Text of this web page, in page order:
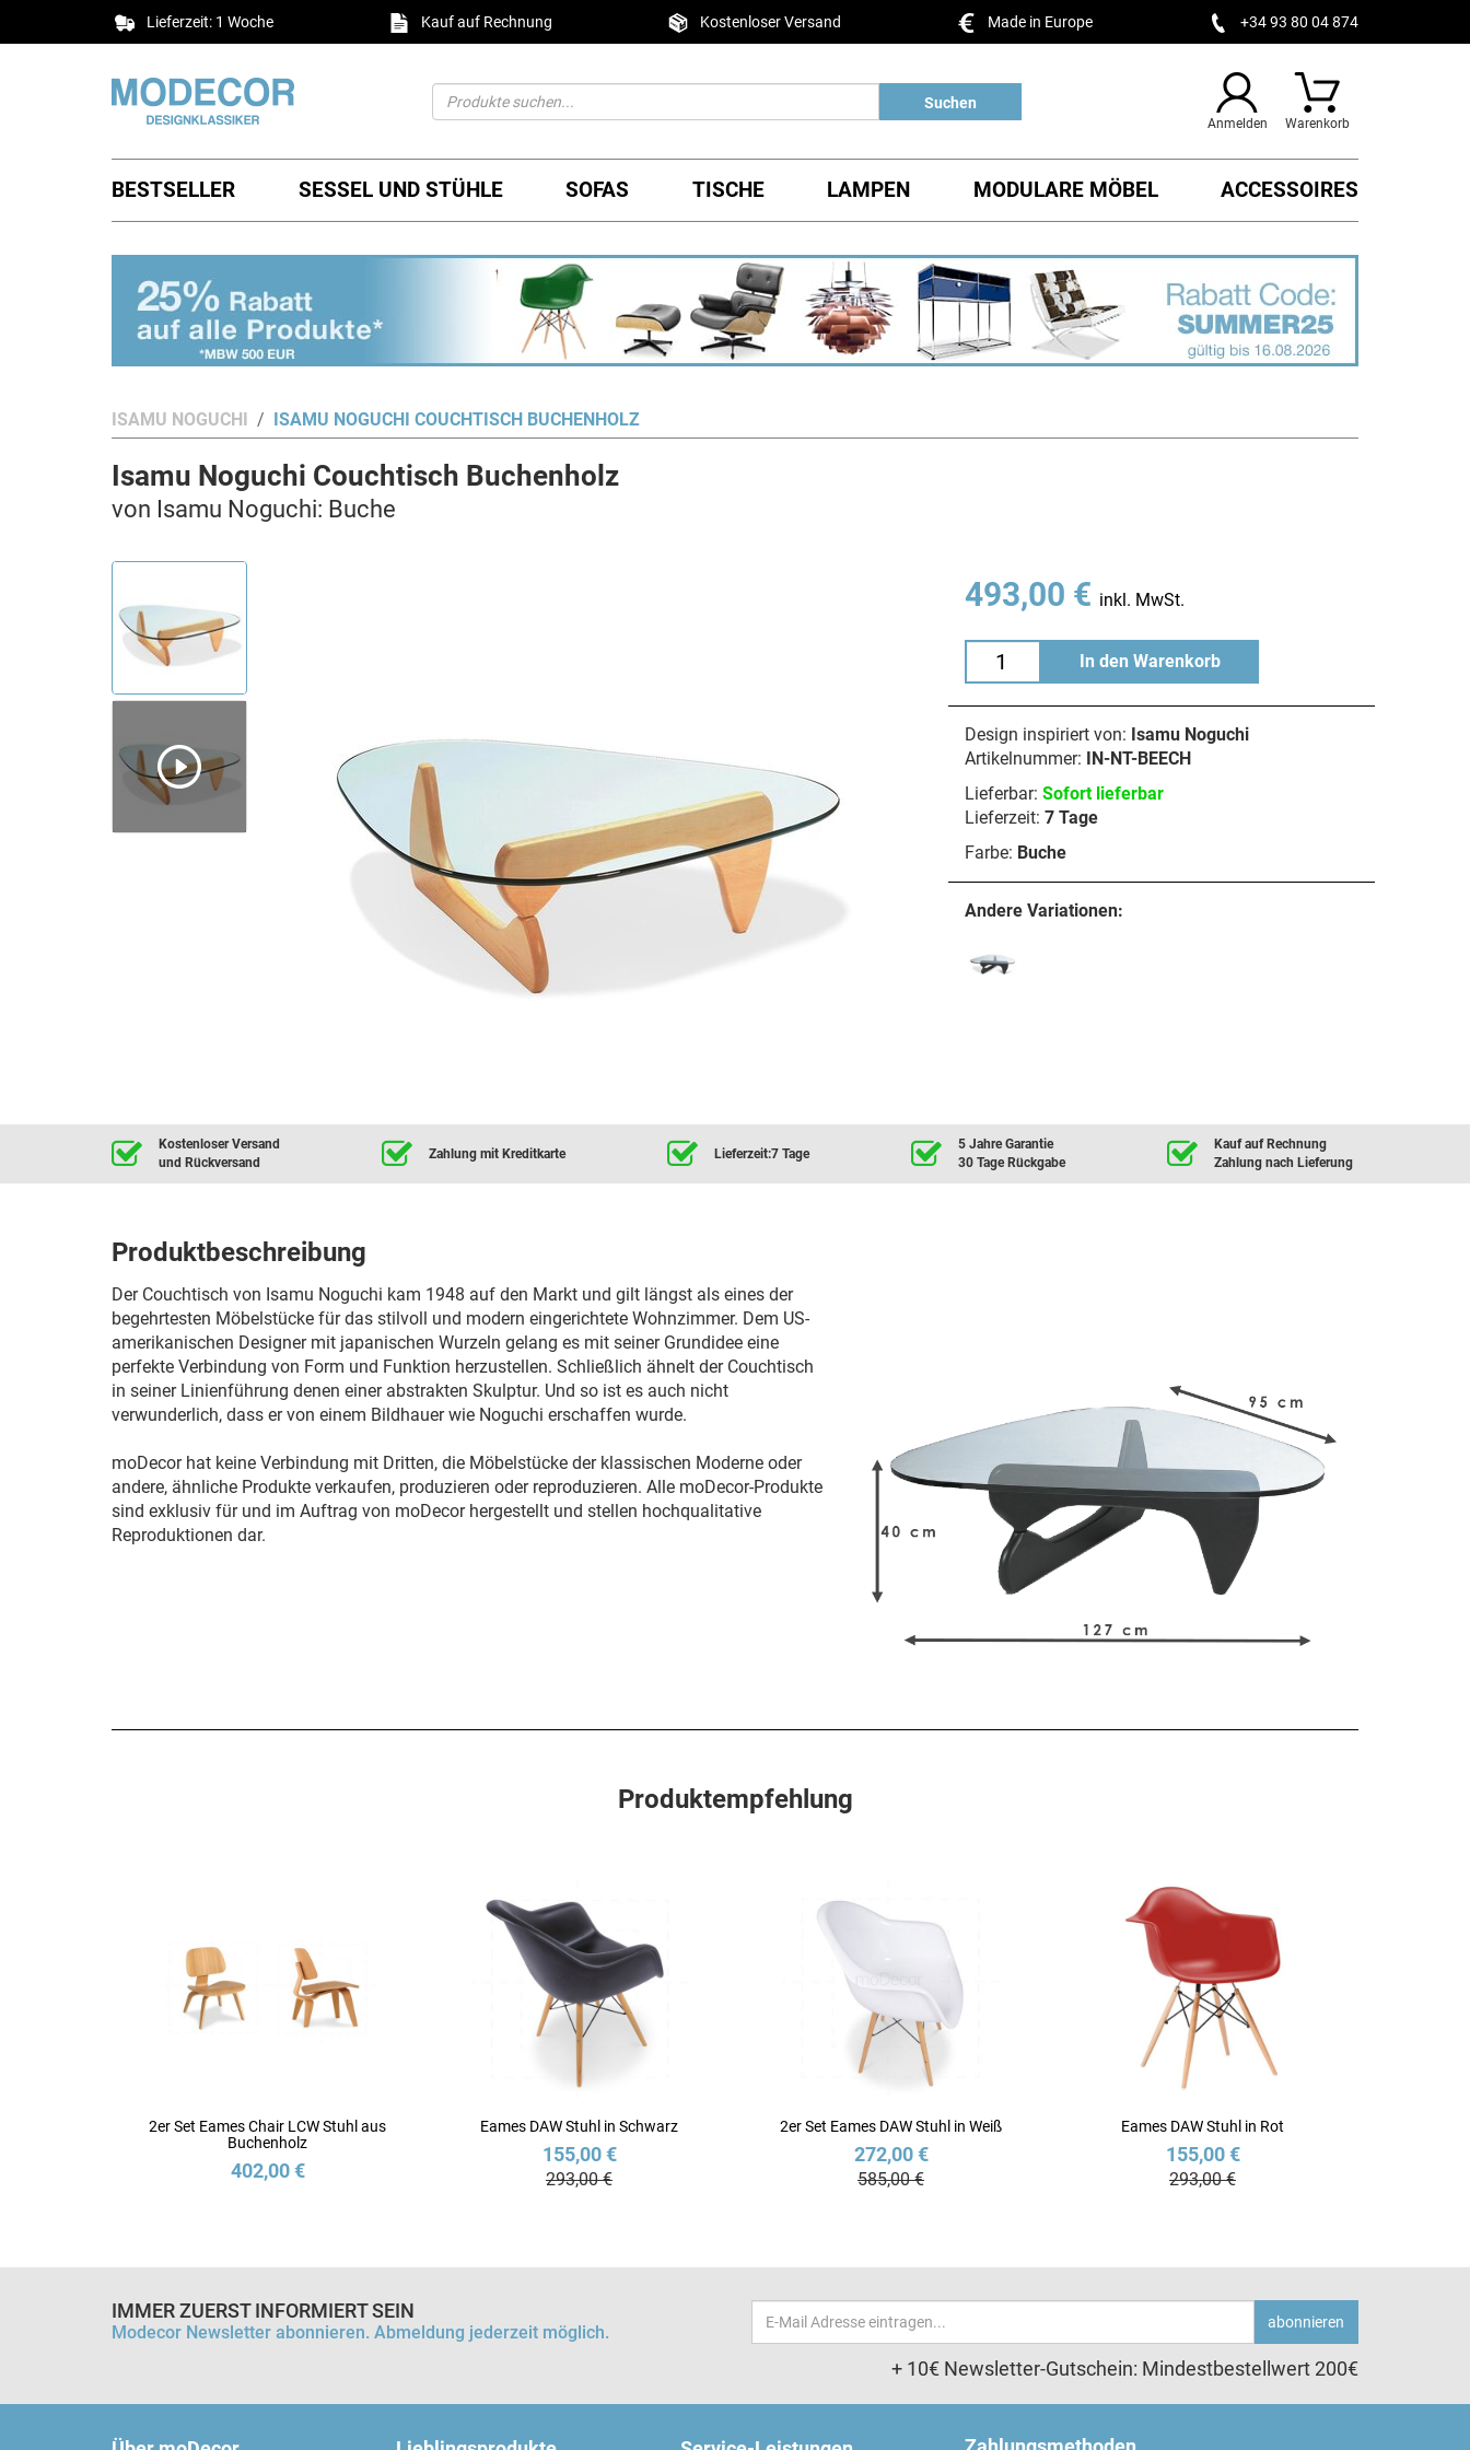
Lieferzeit: 1 Woche Kauf auf Rechnung Kostenloser Versand Made in Europe +34 93 80 04 874
Suchen
Anmelden Warenkorb
BESTSELLER SESSEL UND STÜHLE SOFAS TISCHE LAMPEN MODULARE MÖBEL ACCESSOIRES
ISAMU NOGUCHI ISAMU NOGUCHI COUCHTISCH BUCHENHOLZ
Isamu Noguchi Couchtisch Buchenholz
von Isamu Noguchi: Buche
493,00 € inkl. MwSt.
In den Warenkorb
Design inspiriert von: Isamu Noguchi
Artikelnummer: IN-NT-BEECH
Lieferbar: Sofort lieferbar
Lieferzeit: 7 Tage
Farbe: Buche
Andere Variationen:
Kostenloser Versand
und Rückversand
Zahlung mit Kreditkarte Lieferzeit:7 Tage
5 Jahre Garantie
30 Tage Rückgabe
Kauf auf Rechnung
Zahlung nach Lieferung
Produktbeschreibung
Der Couchtisch von Isamu Noguchi kam 1948 auf den Markt und gilt längst als eines der
begehrtesten Möbelstücke für das stilvoll und modern eingerichtete Wohnzimmer. Dem US-
amerikanischen Designer mit japanischen Wurzeln gelang es mit seiner Grundidee eine
perfekte Verbindung von Form und Funktion herzustellen. Schließlich ähnelt der Couchtisch
in seiner Linienführung denen einer abstrakten Skulptur. Und so ist es auch nicht
verwunderlich, dass er von einem Bildhauer wie Noguchi erschaffen wurde.
moDecor hat keine Verbindung mit Dritten, die Möbelstücke der klassischen Moderne oder
andere, ähnliche Produkte verkaufen, produzieren oder reproduzieren. Alle moDecor-Produkte
sind exklusiv für und im Auftrag von moDecor hergestellt und stellen hochqualitative
Reproduktionen dar.
Produktempfehlung
2er Set Eames Chair LCW Stuhl aus
Buchenholz
402,00 €
Eames DAW Stuhl in Schwarz
155,00 €
293,00 €
2er Set Eames DAW Stuhl in Weiß
272,00 €
585,00 €
Eames DAW Stuhl in Rot
155,00 €
293,00 €
IMMER ZUERST INFORMIERT SEIN
Modecor Newsletter abonnieren. Abmeldung jederzeit möglich.
Email-
Adresse
abonnieren
+ 10€ Newsletter-Gutschein: Mindestbestellwert 200€